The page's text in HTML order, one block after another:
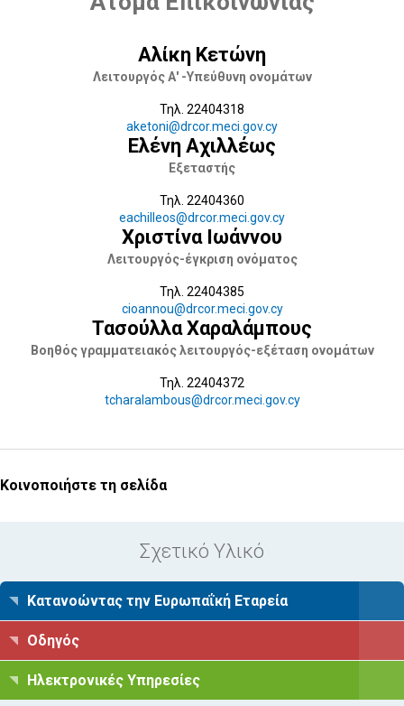
Αλίκη Κετώνη
Λειτουργός Α' -Υπεύθυνη ονομάτων
Τηλ. 22404318
aketoni@drcor.meci.gov.cy
Ελένη Αχιλλέως
Εξεταστής
Τηλ. 22404360
eachilleos@drcor.meci.gov.cy
Χριστίνα Ιωάννου
Λειτουργός-έγκριση ονόματος
Τηλ. 22404385
cioannou@drcor.meci.gov.cy
Τασούλλα Χαραλάμπους
Βοηθός γραμματειακός λειτουργός-εξέταση ονομάτων
Τηλ. 22404372
tcharalambous@drcor.meci.gov.cy
Κοινοποιήστε τη σελίδα
Σχετικό Υλικό
Κατανοώντας την Ευρωπαΐκή Εταρεία
Οδηγός
Ηλεκτρονικές Υπηρεσίες